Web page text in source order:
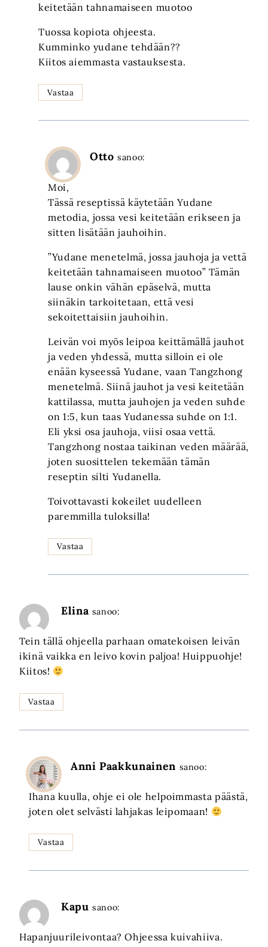
keitetään tahnamaiseen muotoo
Tuossa kopiota ohjeesta.
Kumminko yudane tehdään??
Kiitos aiemmasta vastauksesta.
Vastaa
Otto sanoo:
Moi,
Tässä reseptissä käytetään Yudane
metodia, jossa vesi keitetään erikseen ja
sitten lisätään jauhoihin.
”Yudane menetelmä, jossa jauhoja ja vettä
keitetään tahnamaiseen muotoo” Tämän
lause onkin vähän epäselvä, mutta
siinäkin tarkoitetaan, että vesi
sekoitettaisiin jauhoihin.
Leivän voi myös leipoa keittämällä jauhot
ja veden yhdessä, mutta silloin ei ole
enään kyseessä Yudane, vaan Tangzhong
menetelmä. Siinä jauhot ja vesi keitetään
kattilassa, mutta jauhojen ja veden suhde
on 1:5, kun taas Yudanessa suhde on 1:1.
Eli yksi osa jauhoja, viisi osaa vettä.
Tangzhong nostaa taikinan veden määrää,
joten suosittelen tekemään tämän
reseptin silti Yudanella.
Toivottavasti kokeilet uudelleen
paremmilla tuloksilla!
Vastaa
Elina sanoo:
Tein tällä ohjeella parhaan omatekoisen leivän
ikinä vaikka en leivo kovin paljoa! Huippuohje!
Kiitos!
Vastaa
Anni Paakkunainen sanoo:
Ihana kuulla, ohje ei ole helpoimmasta päästä,
joten olet selvästi lahjakas leipomaan!
Vastaa
Kapu sanoo:
Hapanjuurileivontaa? Ohjeessa kuivahiiva.